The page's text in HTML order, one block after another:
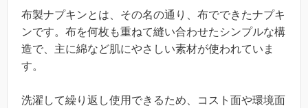
布製ナプキンとは、その名の通り、布でできたナプキ
ンです。布を何枚も重ねて縫い合わせたシンプルな構
造で、主に綿など肌にやさしい素材が使われていま
す。
洗濯して繰り返し使用できるため、コスト面や環境面